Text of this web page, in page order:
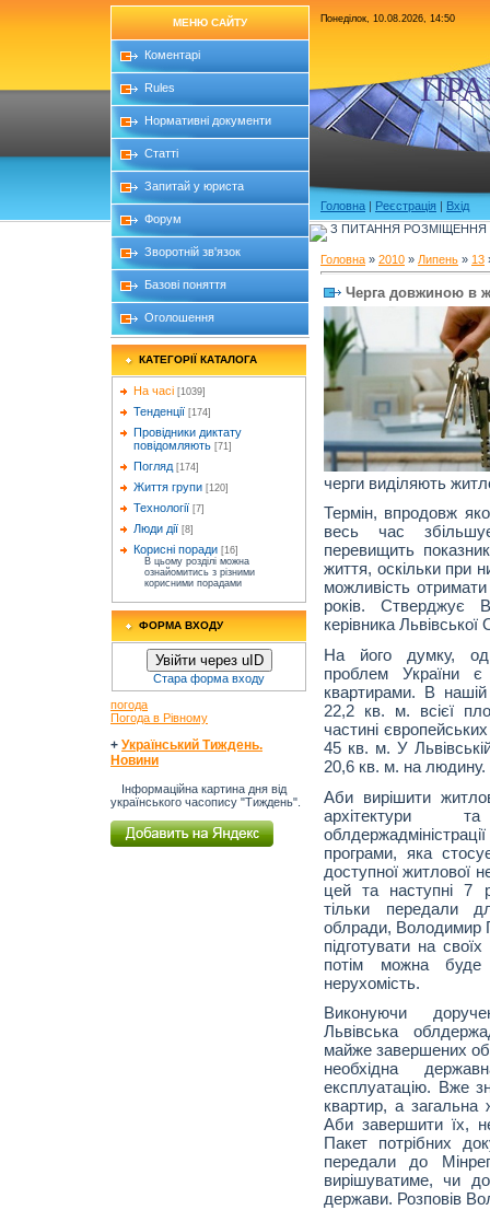
МЕНЮ САЙТУ
Коментарі
Rules
Нормативні документи
Статті
Запитай у юриста
Форум
Зворотній зв'язок
Базові поняття
Оголошення
КАТЕГОРІЇ КАТАЛОГА
На часі [1039]
Тенденції [174]
Провідники диктату
повідомляють [71]
Погляд [174]
Життя групи [120]
Технології [7]
Люди дії [8]
Корисні поради [16]
В цьому розділі можна
ознайомитись з різними
корисними порадами
ФОРМА ВХОДУ
Увійти через uID
Стара форма входу
погода
Погода в Рівному
+ Український Тиждень.
Новини
Інформаційна картина дня від
українського часопису "Тиждень".
Понеділок, 10.08.2026, 14:50
Головна | Реєстрація | Вхід
З ПИТАННЯ РОЗМІЩЕННЯ
Головна » 2010 » Липень » 13
Черга довжиною в
черги виділяють
Термін, впродовж
весь час
перевищить
життя, оскільки при
можливість
років. Стверджує
керівника
На його думку,
проблем України є
квартирами. В
22,2 кв. м. всієї
частині
45 кв. м. У
20,6 кв. м. на людину.
Аби вирішити
архітектури
програми, яка
доступної житлової
цей та наступні 7
тільки передали
облради, Володимир
підготувати на
потім можна буде
нерухомість.
Виконуючи
Львівська
майже завершених
необхідна
експлуатацію. Вже
квартир, а
Аби завершити їх,
Пакет потрібних
передали до
вирішуватиме, чи
держави. Розповів